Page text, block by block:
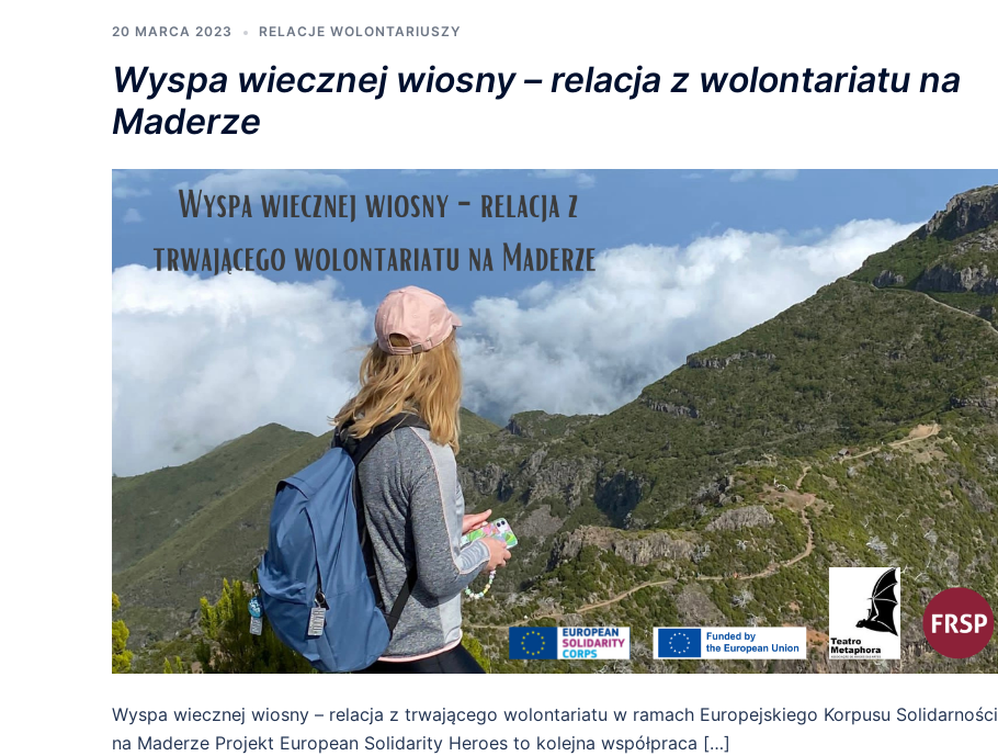
20 MARCA 2023 RELACJE WOLONTARIUSZY
Wyspa wiecznej wiosny – relacja z wolontariatu na
Maderze
Wyspa wiecznej wiosny – relacja z trwającego wolontariatu w ramach Europejskiego Korpusu Solidarności
na Maderze Projekt European Solidarity Heroes to kolejna współpraca […]